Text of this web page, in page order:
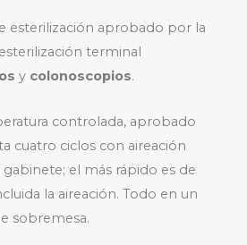
esterilización aprobado por la
terminal
y colonoscopios.
controlada, aprobado
cuatro ciclos con aireación
el más rápido es de
la aireación. Todo en un
sobremesa.